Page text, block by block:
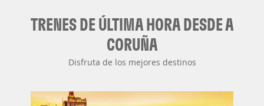
TRENES DE ÚLTIMA HORA DESDE A
CORUÑA
Disfruta de los mejores destinos